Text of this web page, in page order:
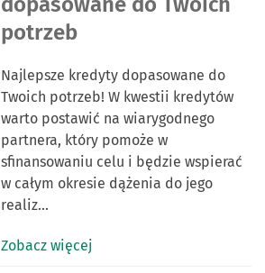
potrzeb
Najlepsze kredyty dopasowane do
Twoich potrzeb! W kwestii kredytów
warto postawić na wiarygodnego
partnera, który pomoże w
sfinansowaniu celu i będzie wspierać
w całym okresie dążenia do jego
realiz…
Zobacz więcej